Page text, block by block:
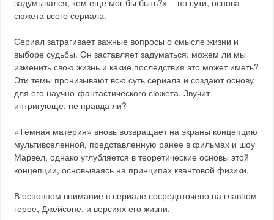
сюжета всего сериала.
Сериал затрагивает важные вопросы о смысле жизни и
выборе судьбы. Он заставляет задуматься: можем ли мы
изменить свою жизнь и какие последствия это может иметь?
Эти темы пронизывают всю суть сериала и создают основу
для его научно-фантастического сюжета. Звучит
интригующе, не правда ли?
«Тёмная материя» вновь возвращает на экраны концепцию
мультивселенной, представленную ранее в фильмах и шоу
Марвел, однако углубляется в теоретические основы этой
концепции, основываясь на принципах квантовой физики.
В основном внимание в сериале сосредоточено на главном
герое, Джейсоне, и версиях его жизни.